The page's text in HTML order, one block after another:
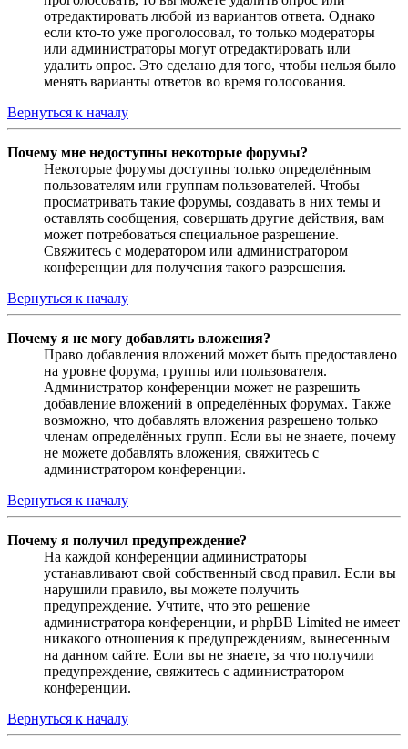
отредактировать любой из вариантов ответа. Однако
если кто-то уже проголосовал, то только модераторы
или администраторы могут отредактировать или
удалить опрос. Это сделано для того, чтобы нельзя было
менять варианты ответов во время голосования.
Вернуться к началу
Почему мне недоступны некоторые форумы?
Некоторые форумы доступны только определённым
пользователям или группам пользователей. Чтобы
просматривать такие форумы, создавать в них темы и
оставлять сообщения, совершать другие действия, вам
может потребоваться специальное разрешение.
Свяжитесь с модератором или администратором
конференции для получения такого разрешения.
Вернуться к началу
Почему я не могу добавлять вложения?
Право добавления вложений может быть предоставлено
на уровне форума, группы или пользователя.
Администратор конференции может не разрешить
добавление вложений в определённых форумах. Также
возможно, что добавлять вложения разрешено только
членам определённых групп. Если вы не знаете, почему
не можете добавлять вложения, свяжитесь с
администратором конференции.
Вернуться к началу
Почему я получил предупреждение?
На каждой конференции администраторы
устанавливают свой собственный свод правил. Если вы
нарушили правило, вы можете получить
предупреждение. Учтите, что это решение
администратора конференции, и phpBB Limited не имеет
никакого отношения к предупреждениям, вынесенным
на данном сайте. Если вы не знаете, за что получили
предупреждение, свяжитесь с администратором
конференции.
Вернуться к началу